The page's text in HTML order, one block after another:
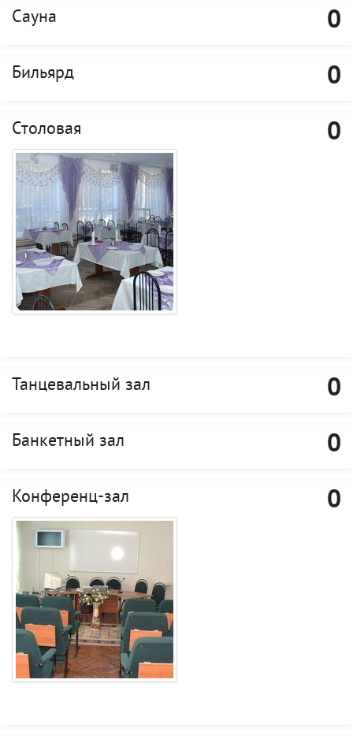
Сауна 0
Бильярд 0
Столовая 0
Танцевальный зал 0
Банкетный зал 0
Конференц-зал 0